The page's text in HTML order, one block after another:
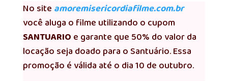
No site amoremisericordiafilme.com.br
você aluga o filme utilizando o cupom
SANTUARIO e garante que 50% do valor da
locação seja doado para o Santuário. Essa
promoção é válida até o dia 10 de outubro.